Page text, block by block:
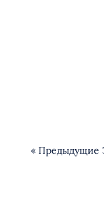
« Предыдущие